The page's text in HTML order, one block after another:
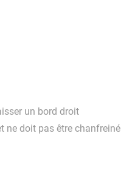
un bord droit
ne doit pas être chanfreiné